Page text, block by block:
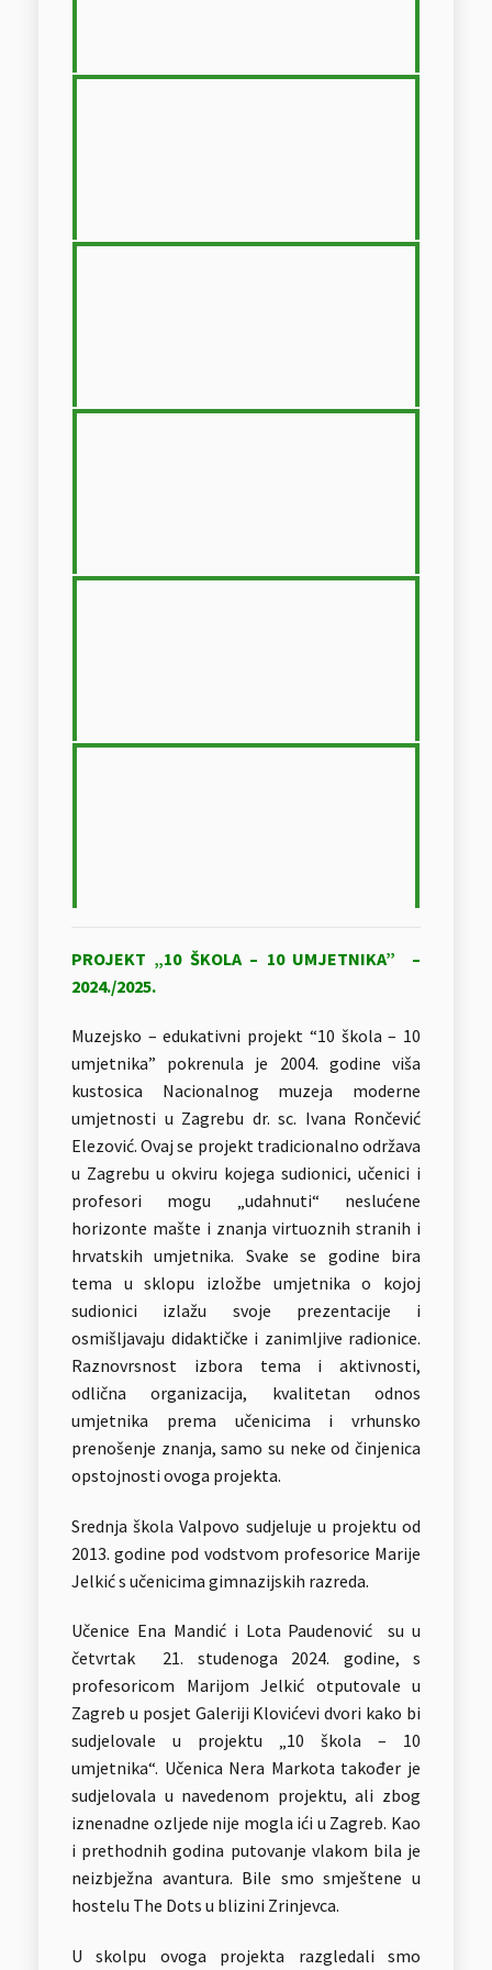
PROJEKT „10 ŠKOLA – 10 UMJETNIKA” –
2024./2025.
Muzejsko – edukativni projekt “10 škola – 10
umjetnika” pokrenula je 2004. godine viša
kustosica Nacionalnog muzeja moderne
umjetnosti u Zagrebu dr. sc. Ivana Rončević
Elezović. Ovaj se projekt tradicionalno održava
u Zagrebu u okviru kojega sudionici, učenici i
profesori mogu „udahnuti“ neslućene
horizonte mašte i znanja virtuoznih stranih i
hrvatskih umjetnika. Svake se godine bira
tema u sklopu izložbe umjetnika o kojoj
sudionici izlažu svoje prezentacije i
osmišljavaju didaktičke i zanimljive radionice.
Raznovrsnost izbora tema i aktivnosti,
odlična organizacija, kvalitetan odnos
umjetnika prema učenicima i vrhunsko
prenošenje znanja, samo su neke od činjenica
opstojnosti ovoga projekta.
Srednja škola Valpovo sudjeluje u projektu od
2013. godine pod vodstvom profesorice Marije
Jelkić s učenicima gimnazijskih razreda.
Učenice Ena Mandić i Lota Paudenović su u
četvrtak 21. studenoga 2024. godine, s
profesoricom Marijom Jelkić otputovale u
Zagreb u posjet Galeriji Klovićevi dvori kako bi
sudjelovale u projektu „10 škola – 10
umjetnika“. Učenica Nera Markota također je
sudjelovala u navedenom projektu, ali zbog
iznenadne ozljede nije mogla ići u Zagreb. Kao
i prethodnih godina putovanje vlakom bila je
neizbježna avantura. Bile smo smještene u
hostelu The Dots u blizini Zrinjevca.
U skolpu ovoga projekta razgledali smo